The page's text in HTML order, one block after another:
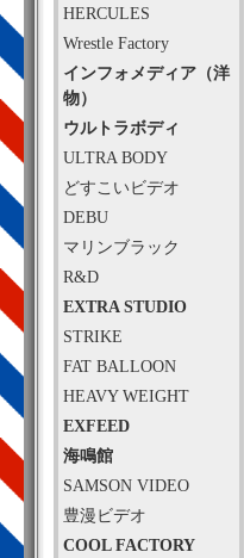
HERCULES
Wrestle Factory
インフォメディア（洋
物）
ウルトラボディ
ULTRA BODY
どすこいビデオ
DEBU
マリンブラック
R&D
EXTRA STUDIO
STRIKE
FAT BALLOON
HEAVY WEIGHT
EXFEED
海鳴館
SAMSON VIDEO
豊漫ビデオ
COOL FACTORY